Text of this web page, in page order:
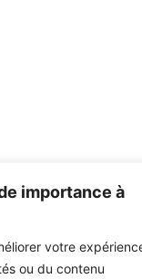
importance à
votre
ou du contenu